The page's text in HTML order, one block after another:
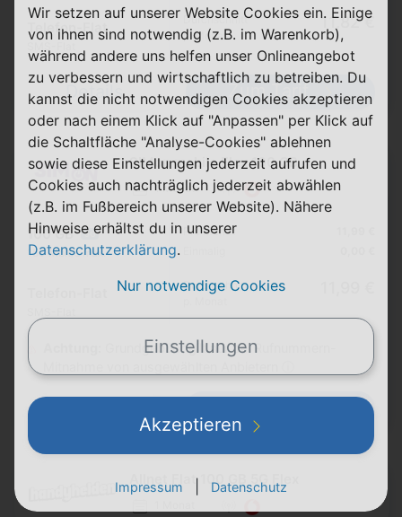
Telefon-Flat
Durchschnitt
p. Monat
11,82 €
Details Zum Tarif
SIMon mobile Flex 100 GB
1 Monat
100 GB 5G
150 Mbit/s max.
Pro Monat
Durchschnitt
Grundgebühr gilt nur bei Rufnummern-
Allnet Flat 100 GB 5G Flex
Wir setzen auf unserer Website Cookies ein. Einige
von ihnen sind notwendig (z.B. im Warenkorb),
während andere uns helfen unser Onlineangebot
zu verbessern und wirtschaftlich zu betreiben. Du
kannst die nicht notwendigen Cookies akzeptieren
oder nach einem Klick auf "Anpassen" per Klick auf
die Schaltfläche "Analyse-Cookies" ablehnen
sowie diese Einstellungen jederzeit aufrufen und
Cookies auch nachträglich jederzeit abwählen
(z.B. im Fußbereich unserer Website). Nähere
Hinweise erhältst du in unserer
Datenschutzerklärung.
Nur notwendige Cookies
Einstellungen
Akzeptieren
Impressum Datenschutz